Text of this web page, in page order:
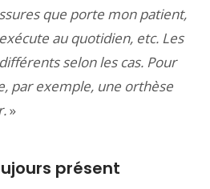
que porte mon patient,
au quotidien, etc. Les
selon les cas. Pour
par exemple, une orthèse
»
présent